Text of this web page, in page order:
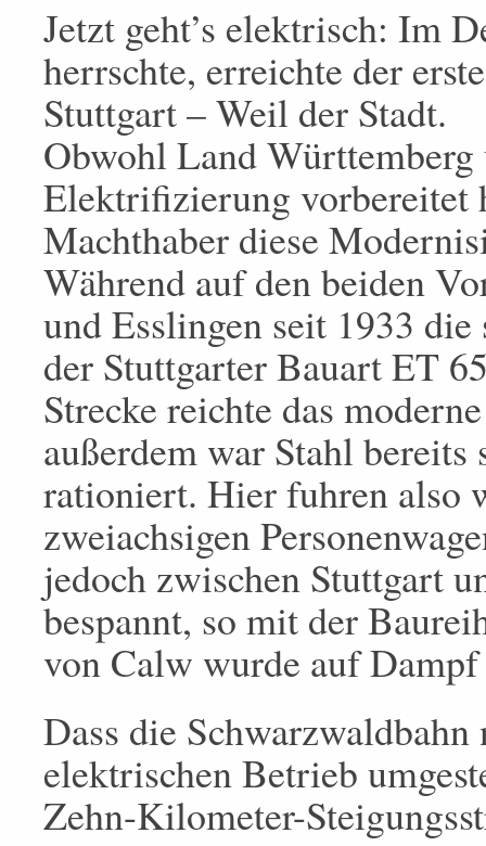
Jetzt geht’s elektrisch: Im
herrschte, erreichte der
Stuttgart – Weil der Stadt.
Obwohl Land Württemberg
Elektrifizierung vorbereitet
Machthaber diese
Während auf den beiden
und Esslingen seit 1933
der Stuttgarter Bauart ET
Strecke reichte das
außerdem war Stahl
rationiert. Hier fuhren also
zweiachsigen
jedoch zwischen Stuttgart
bespannt, so mit der
von Calw wurde auf Dampf
Dass die
elektrischen Betrieb
Zehn-Kilometer-